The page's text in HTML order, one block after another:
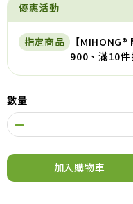
優惠活動
指定商品
【
900、滿10
數量
加入購物車